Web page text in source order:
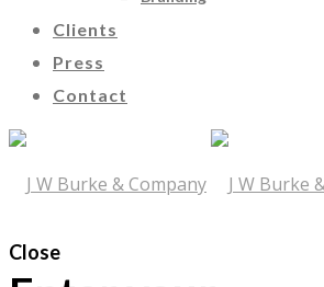
Clients
Press
Contact
Close